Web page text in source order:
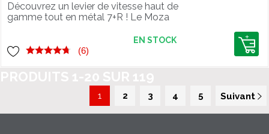
Découvrez un levier de vitesse haut de
gamme tout en métal 7+R ! Le Moza
(6)
EN STOCK
1 2 3 4 5 Suivant